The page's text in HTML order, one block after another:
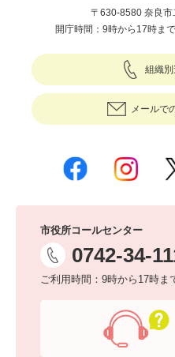
〒630-8580 奈良
開庁時間：9時から17時ま
組織
メールで
市役所コールセンター
0742-34-
ご利用時間：9時から17時ま